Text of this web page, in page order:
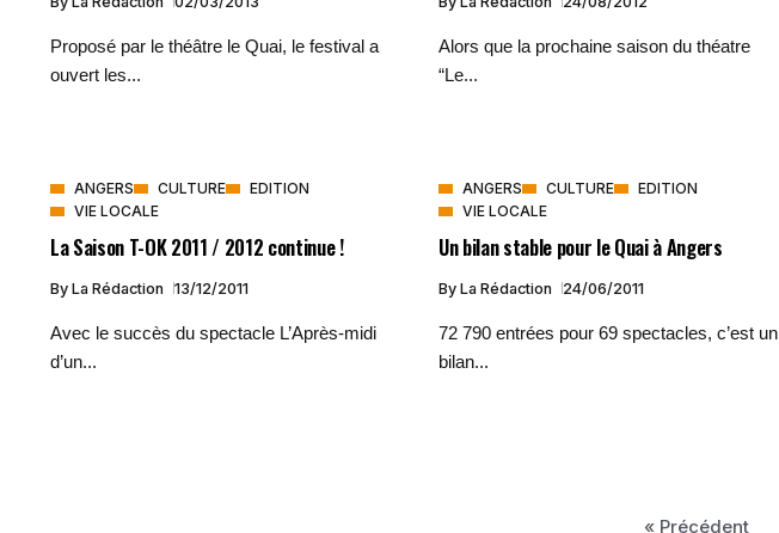
Proposé par le théâtre le Quai, le festival a
ouvert les...
Alors que la prochaine saison du théatre
“Le...
ANGERS CULTURE
EDITION
VIE LOCALE
La Saison T-OK 2011 / 2012 continue !
By La Rédaction 13/12/2011
Avec le succès du spectacle L’Après-midi
d’un...
ANGERS CULTURE
EDITION
VIE LOCALE
Un bilan stable pour le Quai à Angers
By La Rédaction 24/06/2011
72 790 entrées pour 69 spectacles, c’est un
bilan...
« Précédent